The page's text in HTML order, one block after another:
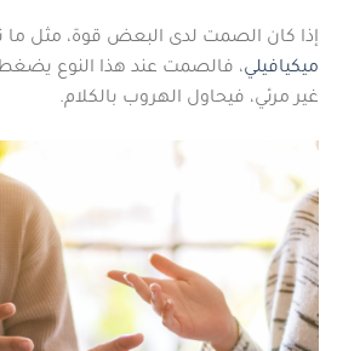
إذا كان الصمت لدى البعض قوة، مثل ما
ميكيافيلي، فالصمت عند هذا النوع
غير مرئي، فيحاول الهروب بالكلام.